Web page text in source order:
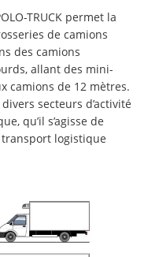
TRUCK permet la
de camions
des camions
allant des mini-
camions de 12 mètres.
secteurs d’activité
qu’il s’agisse de
logistique